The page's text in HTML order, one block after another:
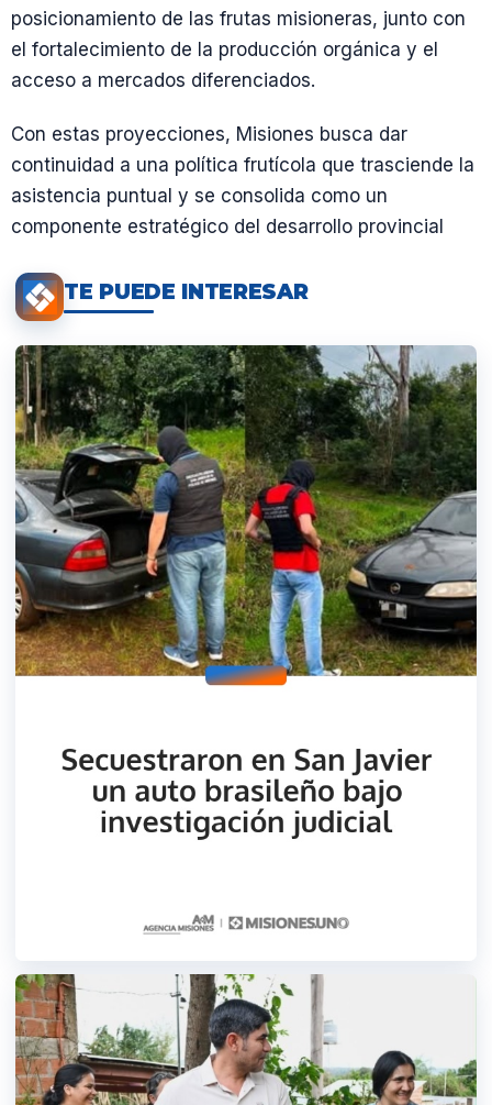
posicionamiento de las frutas misioneras, junto con
el fortalecimiento de la producción orgánica y el
acceso a mercados diferenciados.
Con estas proyecciones, Misiones busca dar
continuidad a una política frutícola que trasciende la
asistencia puntual y se consolida como un
componente estratégico del desarrollo provincial
TE PUEDE INTERESAR